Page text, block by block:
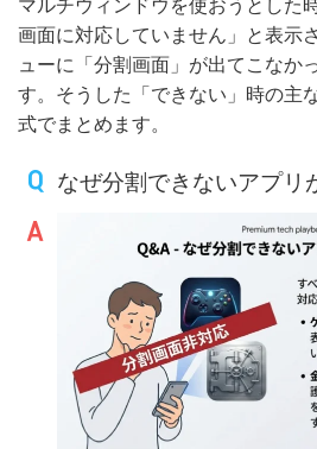
マルチウィンドウを使おうとした
画面に対応していません」と表示
ューに「分割画面」が出てこなか
す。そうした「できない」時の主
式でまとめます。
なぜ分割できないアプリ